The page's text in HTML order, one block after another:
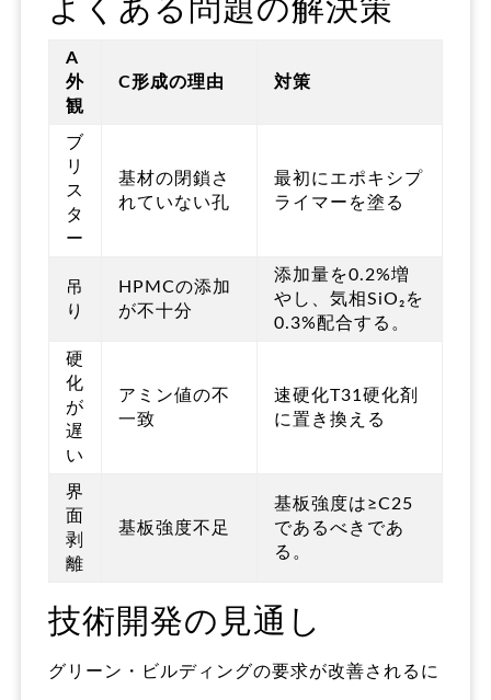
よくある問題の解決策
A
外
観
C形成の理由 対策
ブ
リ
ス
タ
ー
基材の閉鎖さ
れていない孔
最初にエポキシプ
ライマーを塗る
吊
り
HPMCの添加
が不十分
添加量を0.2%増
やし、気相SiO₂を
0.3%配合する。
硬
化
が
遅
い
アミン値の不
一致
速硬化T31硬化剤
に置き換える
界
面
剥
離
基板強度不足
基板強度は≥C25
であるべきであ
る。
技術開発の見通し
グリーン・ビルディングの要求が改善されるに